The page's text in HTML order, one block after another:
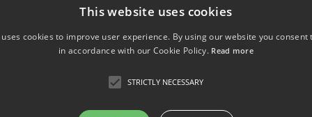
Ebene im Körper, die als Metaflammation
spezieller Immunzellen, die so genannten
2" (ILC2) in unserem Fettgewebe dazu
Zellen setzen bestimmte Stoffe frei, die dem
This website uses cookies
cookies to improve user experience. By using our website you consent
in accordance with our Cookie Policy. Read more
STRICTLY NECESSARY